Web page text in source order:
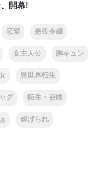
開幕!
恋愛 悪役令嬢
女主人公 胸キュン
異世界転生
グ 転生・召喚
虐げられ